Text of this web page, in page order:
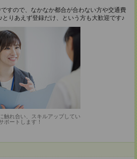
すので、なかなか都合が合わない方や交通費
りあえず登録だけ、という方も大歓迎です♪
触れ合い、スキルアップしてい
ポートします！